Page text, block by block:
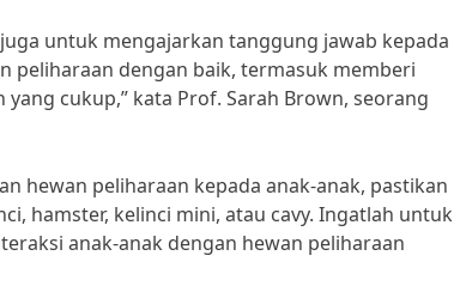
untuk mengajarkan tanggung jawab kepada
peliharaan dengan baik, termasuk memberi
cukup,” kata Prof. Sarah Brown, seorang
hewan peliharaan kepada anak-anak, pastikan
hamster, kelinci mini, atau cavy. Ingatlah untuk
anak-anak dengan hewan peliharaan